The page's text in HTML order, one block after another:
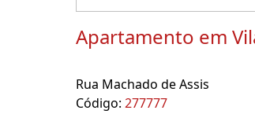
Apartamento em
Rua Machado de Assis
Código: 277777